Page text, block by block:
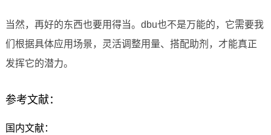
当然，再好的东西也要用得当。dbu也不是万能的，它需要我
们根据具体应用场景，灵活调整用量、搭配助剂，才能真正
发挥它的潜力。
参考文献：
国内文献：